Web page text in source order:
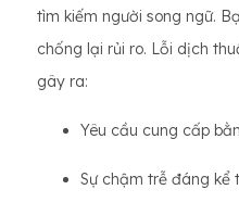
tìm kiếm người song ngữ.
chống lại rủi ro. Lỗi dịch
gây ra:
Yêu cầu cung cấp
Sự chậm trễ đáng kể